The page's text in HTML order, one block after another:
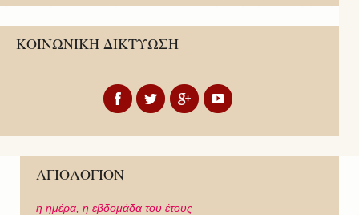
ΚΟΙΝΩΝΙΚΗ ΔΙΚΤΥΩΣΗ
ΑΓΙΟΛΟΓΙΟΝ
η ημέρα, η εβδομάδα του έτους